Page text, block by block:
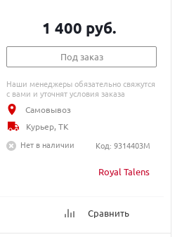
Royal Talens
Сравнить
1 400 руб.
Под заказ
Наши менеджеры обязательно свяжутся
с вами и уточнят условия заказа
Самовывоз
Курьер, ТК
Нет в наличии
Код: 9314403М